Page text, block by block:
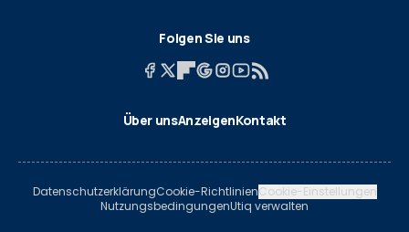
Folgen Sie uns
Über unsAnzeigenKontakt
DatenschutzerklärungCookie-RichtlinienCookie-Einstellungen
NutzungsbedingungenUtiq verwalten